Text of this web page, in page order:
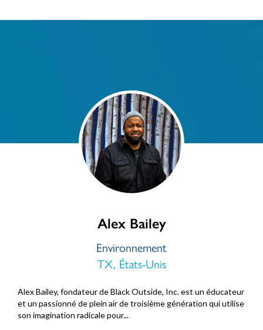
Alex Bailey
Environnement
TX, États-Unis
Alex Bailey, fondateur de Black Outside, Inc. est un éducateur
et un passionné de plein air de troisième génération qui utilise
son imagination radicale pour...